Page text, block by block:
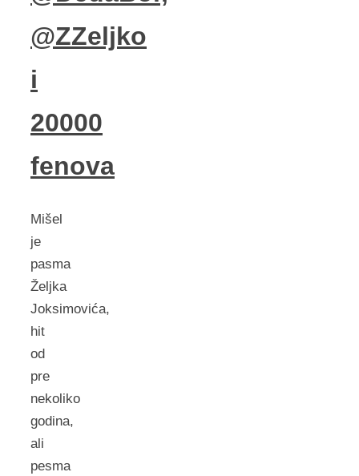
@ZZeljko
i
20000
fenova
Mišel
je
pasma
Željka
Joksimovića,
hit
od
pre
nekoliko
godina,
ali
pesma